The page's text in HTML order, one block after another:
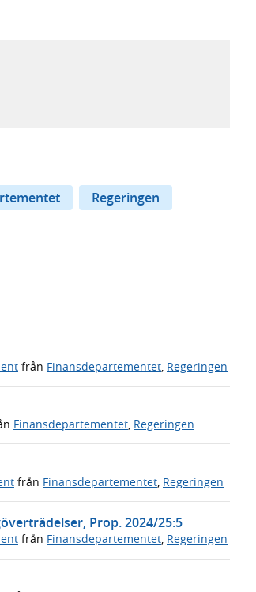
webbplats,
postklient,
Regeringen
från Finansdepartementet, Regeringen
Finansdepartementet, Regeringen
från Finansdepartementet Regeringen
Prop. 2024/25:5
från Finansdepartementet, Regeringen